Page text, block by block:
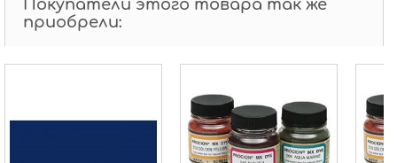
Покупатели этого товара так же
приобрели: